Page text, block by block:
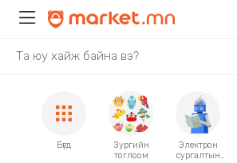
Бүгд
Зургийн
тоглоом
Электрон
сургалтын